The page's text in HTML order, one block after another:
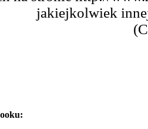
jakiejkolwiek